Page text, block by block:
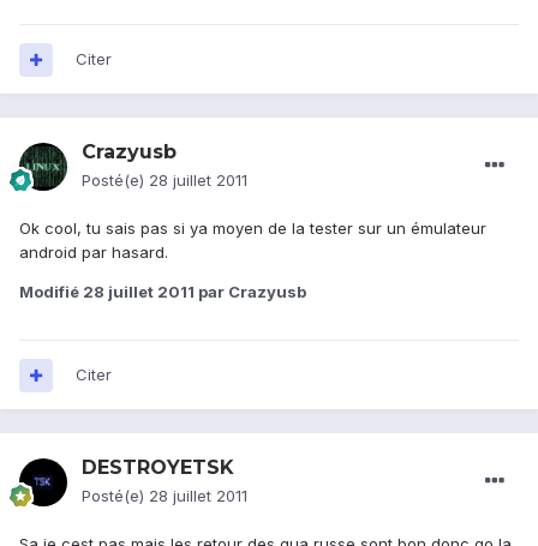
Citer
Crazyusb
Posté(e) 28 juillet 2011
Ok cool, tu sais pas si ya moyen de la tester sur un émulateur
android par hasard.
Modifié 28 juillet 2011 par Crazyusb
Citer
DESTROYETSK
Posté(e) 28 juillet 2011